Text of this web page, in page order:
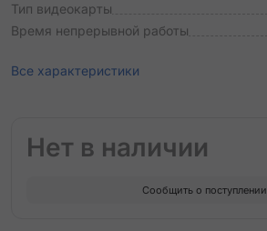
Тип видеокарты
Время непрерывной работы
Все характеристики
Нет в наличии
Сообщить о поступлении